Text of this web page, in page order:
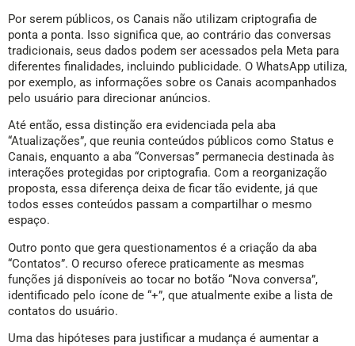
Por serem públicos, os Canais não utilizam criptografia de
ponta a ponta. Isso significa que, ao contrário das conversas
tradicionais, seus dados podem ser acessados pela Meta para
diferentes finalidades, incluindo publicidade. O WhatsApp utiliza,
por exemplo, as informações sobre os Canais acompanhados
pelo usuário para direcionar anúncios.
Até então, essa distinção era evidenciada pela aba
“Atualizações”, que reunia conteúdos públicos como Status e
Canais, enquanto a aba “Conversas” permanecia destinada às
interações protegidas por criptografia. Com a reorganização
proposta, essa diferença deixa de ficar tão evidente, já que
todos esses conteúdos passam a compartilhar o mesmo
espaço.
Outro ponto que gera questionamentos é a criação da aba
“Contatos”. O recurso oferece praticamente as mesmas
funções já disponíveis ao tocar no botão “Nova conversa”,
identificado pelo ícone de “+”, que atualmente exibe a lista de
contatos do usuário.
Uma das hipóteses para justificar a mudança é aumentar a